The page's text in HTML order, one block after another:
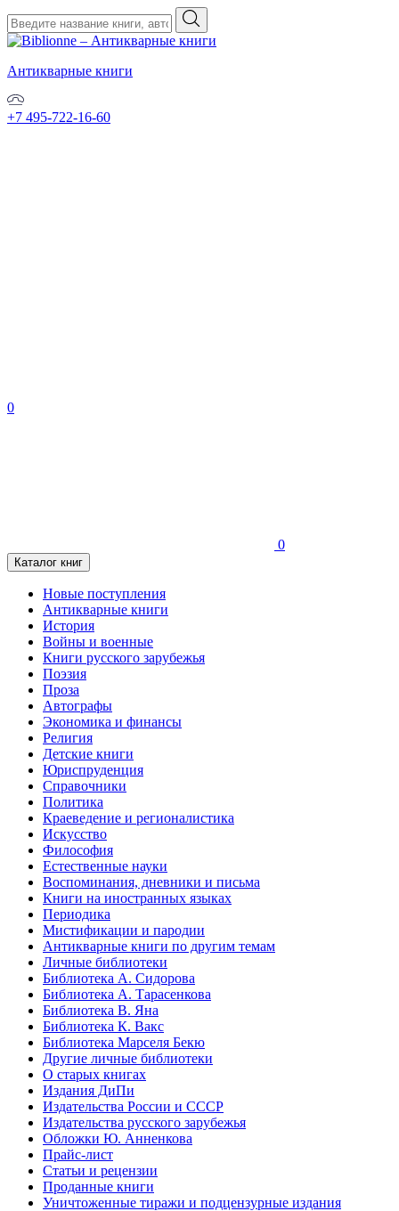
Антикварные книги
+7 495-722-16-60
0
0
Каталог книг
Новые поступления
Антикварные книги
История
Войны и военные
Книги русского зарубежья
Поэзия
Проза
Автографы
Экономика и финансы
Религия
Детские книги
Юриспруденция
Справочники
Политика
Краеведение и регионалистика
Искусство
Философия
Естественные науки
Воспоминания, дневники и письма
Книги на иностранных языках
Периодика
Мистификации и пародии
Антикварные книги по другим темам
Личные библиотеки
Библиотека А. Сидорова
Библиотека А. Тарасенкова
Библиотека В. Яна
Библиотека К. Вакс
Библиотека Марселя Бекю
Другие личные библиотеки
О старых книгах
Издания ДиПи
Издательства России и СССР
Издательства русского зарубежья
Обложки Ю. Анненкова
Прайс-лист
Статьи и рецензии
Проданные книги
Уничтоженные тиражи и подцензурные издания